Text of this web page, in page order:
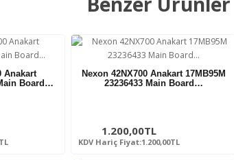
Anakart
Board…
Nexon 42NX700 Anakart 17MB95M
23236433 Main Board…
1.200,00TL
KDV Hariç Fiyat:1.200,00TL